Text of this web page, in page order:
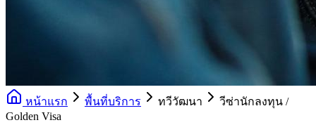
หน้าแรก พื้นที่บริการ ทวีวัฒนา
วีซ่านักลงทุน /
Golden Visa